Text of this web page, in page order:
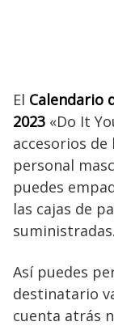
El Calendario
2023 «Do It
accesorios
personal
puedes
las cajas de
suministradas.
Así puedes
destinatario
cuenta atrás